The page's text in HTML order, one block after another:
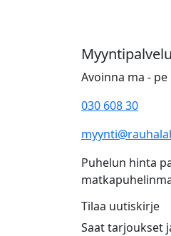
Myyntipalvelu
Avoinna ma - pe
030 608 30
Puhelun hinta
Tilaa uutiskirje
Saat tarjoukset